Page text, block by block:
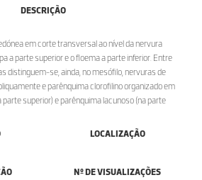
DESCRIÇÃO
em corte transversal ao nível da nervura
a parte superior e o floema a parte inferior. Entre
distinguem-se, ainda, no mesófilo, nervuras de
e parênquima clorofilino organizado em
superior) e parênquima lacunoso (na parte
LOCALIZAÇÃO
Nº DE VISUALIZAÇÕES